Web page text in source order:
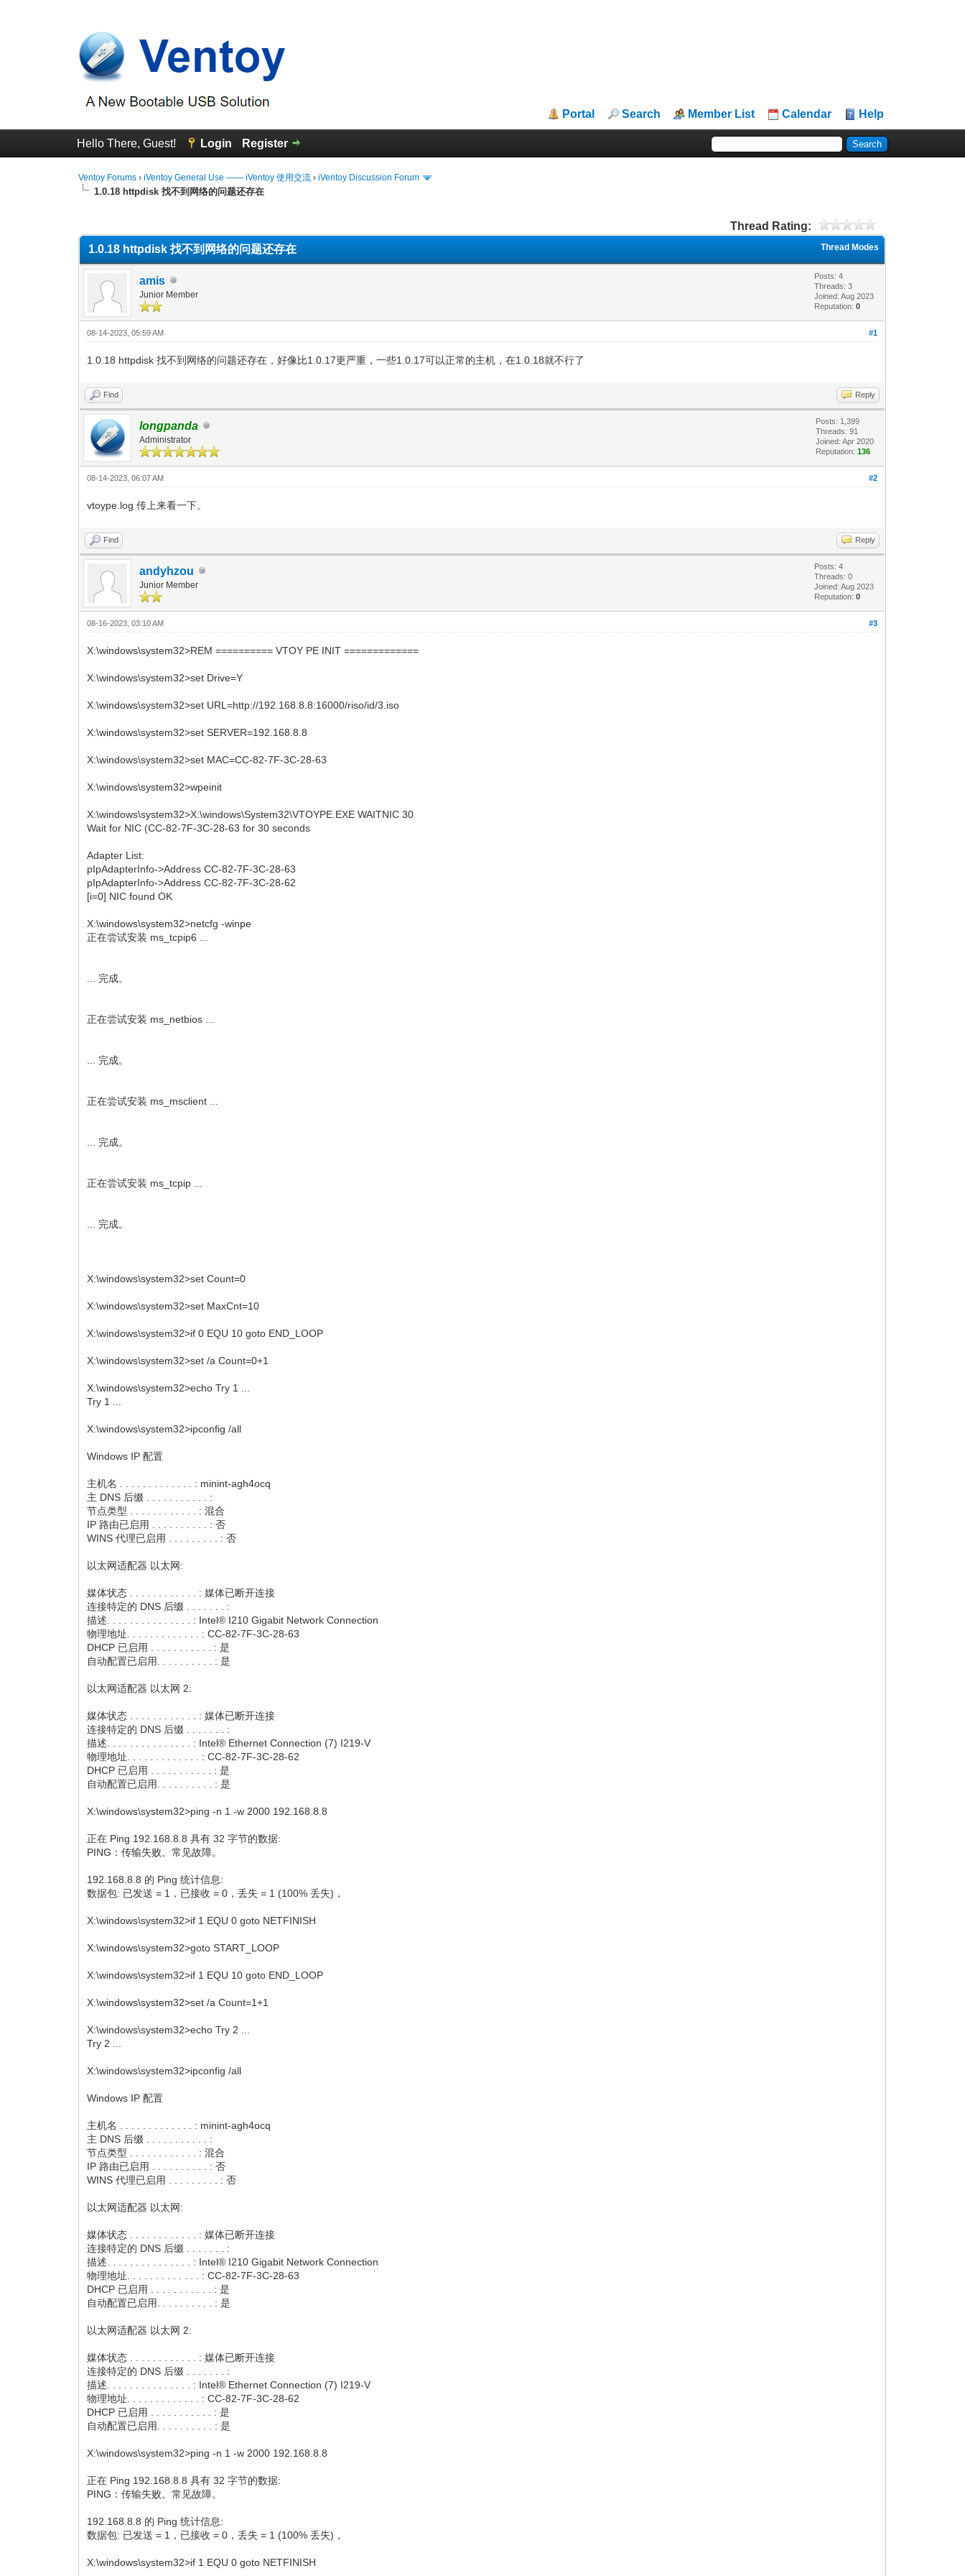
Portal Search Member List Calendar Help
Hello There, Guest! Login Register
Ventoy Forums ›iVentoy General Use —— iVentoy 使用交流 ›iVentoy Discussion Forum
1.0.18 httpdisk 找不到网络的问题还存在
Thread Rating:
Thread Modes
1.0.18 httpdisk 找不到网络的问题还存在
amis
Junior Member
Posts: 4
Threads: 3
Joined: Aug 2023
Reputation:0
#1
08-14-2023, 05:59 AM
1.0.18 httpdisk 找不到网络的问题还存在，好像比1.0.17更严重，一些1.0.17可以正常的主机，在1.0.18就不行了
Find Reply
longpanda
Administrator
Posts: 1,399
Threads: 91
Joined: Apr 2020
Reputation:136
#2
08-14-2023, 06:07 AM
vtoype.log 传上来看一下。
Find Reply
andyhzou
Junior Member
Posts: 4
Threads: 0
Joined: Aug 2023
Reputation:0
#3
08-16-2023, 03:10 AM
X:\windows\system32>REM ========== VTOY PE INIT =============
X:\windows\system32>set Drive=Y
X:\windows\system32>set URL=http://192.168.8.8:16000/riso/id/3.iso
X:\windows\system32>set SERVER=192.168.8.8
X:\windows\system32>set MAC=CC-82-7F-3C-28-63
X:\windows\system32>wpeinit
X:\windows\system32>X:\windows\System32\VTOYPE.EXE WAITNIC 30
Wait for NIC (CC-82-7F-3C-28-63 for 30 seconds
Adapter List:
pIpAdapterInfo->Address CC-82-7F-3C-28-63
pIpAdapterInfo->Address CC-82-7F-3C-28-62
[i=0] NIC found OK
X:\windows\system32>netcfg -winpe
正在尝试安装 ms_tcpip6 ...
... 完成。
正在尝试安装 ms_netbios ...
... 完成。
正在尝试安装 ms_msclient ...
... 完成。
正在尝试安装 ms_tcpip ...
... 完成。
X:\windows\system32>set Count=0
X:\windows\system32>set MaxCnt=10
X:\windows\system32>if 0 EQU 10 goto END_LOOP
X:\windows\system32>set /a Count=0+1
X:\windows\system32>echo Try 1 ...
Try 1 ...
X:\windows\system32>ipconfig /all
Windows IP 配置
主机名 . . . . . . . . . . . . . : minint-agh4ocq
主 DNS 后缀 . . . . . . . . . . . :
节点类型 . . . . . . . . . . . . : 混合
IP 路由已启用 . . . . . . . . . . : 否
WINS 代理已启用 . . . . . . . . . : 否
以太网适配器 以太网:
媒体状态 . . . . . . . . . . . . : 媒体已断开连接
连接特定的 DNS 后缀 . . . . . . . :
描述. . . . . . . . . . . . . . . : Intel® I210 Gigabit Network Connection
物理地址. . . . . . . . . . . . . : CC-82-7F-3C-28-63
DHCP 已启用 . . . . . . . . . . . : 是
自动配置已启用. . . . . . . . . . : 是
以太网适配器 以太网 2:
媒体状态 . . . . . . . . . . . . : 媒体已断开连接
连接特定的 DNS 后缀 . . . . . . . :
描述. . . . . . . . . . . . . . . : Intel® Ethernet Connection (7) I219-V
物理地址. . . . . . . . . . . . . : CC-82-7F-3C-28-62
DHCP 已启用 . . . . . . . . . . . : 是
自动配置已启用. . . . . . . . . . : 是
X:\windows\system32>ping -n 1 -w 2000 192.168.8.8
正在 Ping 192.168.8.8 具有 32 字节的数据:
PING：传输失败。常见故障。
192.168.8.8 的 Ping 统计信息:
数据包: 已发送 = 1，已接收 = 0，丢失 = 1 (100% 丢失)，
X:\windows\system32>if 1 EQU 0 goto NETFINISH
X:\windows\system32>goto START_LOOP
X:\windows\system32>if 1 EQU 10 goto END_LOOP
X:\windows\system32>set /a Count=1+1
X:\windows\system32>echo Try 2 ...
Try 2 ...
X:\windows\system32>ipconfig /all
Windows IP 配置
主机名 . . . . . . . . . . . . . : minint-agh4ocq
主 DNS 后缀 . . . . . . . . . . . :
节点类型 . . . . . . . . . . . . : 混合
IP 路由已启用 . . . . . . . . . . : 否
WINS 代理已启用 . . . . . . . . . : 否
以太网适配器 以太网:
媒体状态 . . . . . . . . . . . . : 媒体已断开连接
连接特定的 DNS 后缀 . . . . . . . :
描述. . . . . . . . . . . . . . . : Intel® I210 Gigabit Network Connection
物理地址. . . . . . . . . . . . . : CC-82-7F-3C-28-63
DHCP 已启用 . . . . . . . . . . . : 是
自动配置已启用. . . . . . . . . . : 是
以太网适配器 以太网 2:
媒体状态 . . . . . . . . . . . . : 媒体已断开连接
连接特定的 DNS 后缀 . . . . . . . :
描述. . . . . . . . . . . . . . . : Intel® Ethernet Connection (7) I219-V
物理地址. . . . . . . . . . . . . : CC-82-7F-3C-28-62
DHCP 已启用 . . . . . . . . . . . : 是
自动配置已启用. . . . . . . . . . : 是
X:\windows\system32>ping -n 1 -w 2000 192.168.8.8
正在 Ping 192.168.8.8 具有 32 字节的数据:
PING：传输失败。常见故障。
192.168.8.8 的 Ping 统计信息:
数据包: 已发送 = 1，已接收 = 0，丢失 = 1 (100% 丢失)，
X:\windows\system32>if 1 EQU 0 goto NETFINISH